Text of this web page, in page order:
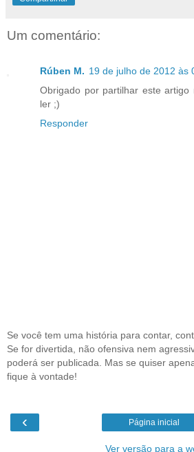
Um comentário:
Rúben M. 19 de julho de 2012 às
Obrigado por partilhar este
ler ;)
Responder
Se você tem uma história para contar,
Se for divertida, não ofensiva nem
poderá ser publicada. Mas se quiser
fique à vontade!
‹ Página inicial
Ver versão para a